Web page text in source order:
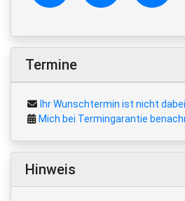
Termine
Ihr Wunschtermin ist nicht
Mich bei Termingarantie
Hinweis